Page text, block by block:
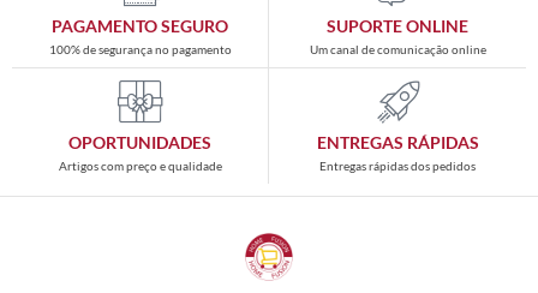
PAGAMENTO SEGURO
100% de segurança no pagamento
SUPORTE ONLINE
Um canal de comunicação online
OPORTUNIDADES
Artigos com preço e qualidade
ENTREGAS RÁPIDAS
Entregas rápidas dos pedidos